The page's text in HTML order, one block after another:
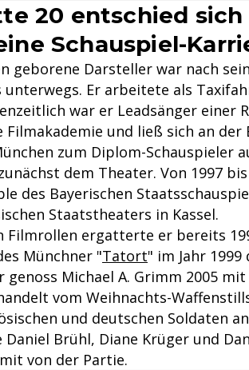
20 entschied sich
Schauspiel-
geborene Darsteller war nach
unterwegs. Er arbeitete als
war er Leadsänger einer
Filmakademie und ließ sich an der
zum Diplom-Schauspieler
dem Theater. Von 1997
des Bayerischen
Staatstheaters in Kassel.
Filmrollen ergatterte er bereits
Münchner "Tatort" im Jahr
genoss Michael A. Grimm 2005
vom Weihnachts-
und deutschen Soldaten
Brühl, Diane Krüger und
von der Partie.